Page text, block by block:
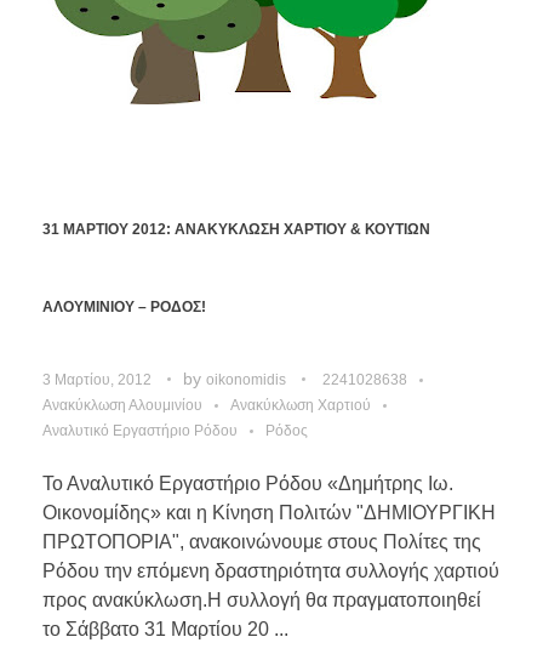
31 ΜΑΡΤΙΟΥ 2012: ΑΝΑΚΥΚΛΩΣΗ ΧΑΡΤΙΟΥ & ΚΟΥΤΙΩΝ
ΑΛΟΥΜΙΝΙΟΥ – ΡΟΔΟΣ!
3 Μαρτίου, 2012 by oikonomidis
2241028638
Ανακύκλωση Αλουμινίου
Ανακύκλωση Χαρτιού
Αναλυτικό Εργαστήριο Ρόδου
Ρόδος
Το Αναλυτικό Εργαστήριο Ρόδου «Δημήτρης Ιω.
Οικονομίδης» και η Κίνηση Πολιτών "ΔΗΜΙΟΥΡΓΙΚΗ
ΠΡΩΤΟΠΟΡΙΑ", ανακοινώνουμε στους Πολίτες της
Ρόδου την επόμενη δραστηριότητα συλλογής χαρτιού
προς ανακύκλωση.Η συλλογή θα πραγματοποιηθεί
το Σάββατο 31 Μαρτίου 20 ...